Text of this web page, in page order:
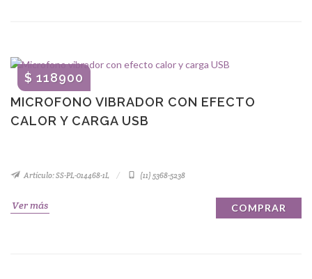
MICROFONO VIBRADOR CON EFECTO
CALOR Y CARGA USB
$ 118900
Artículo: SS-PL-014468-1L (11) 5368-5238
Ver más COMPRAR